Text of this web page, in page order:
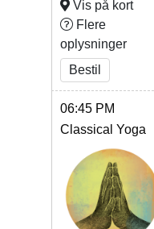
Vis på kort
Flere
oplysninger
Bestil
06:45 PM
Classical Yoga